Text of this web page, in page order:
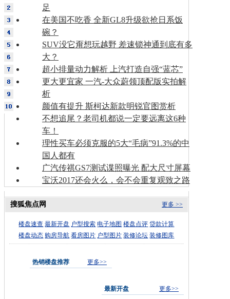
足
在美国不吃香 全新GL8升级欲抢日系饭
碗？
SUV没它甭想玩越野 差速锁神通到底有多
大？
超小排量动力解析 上汽打造自强“蓝芯”
更大更宜家 一汽-大众蔚领顶配版实拍解
析
颜值有提升 斯柯达新款明锐官图赏析
不想追尾？老司机都说一定要远离这6种
车！
理性买车必须克服的5大“毛病”91.3%的中
国人都有
广汽传祺GS7测试谍照曝光 配大尺寸屏幕
宝沃2017还会火么，会不会重复观致之路
更多 >>
搜狐焦点网
楼盘速查 最新开盘 户型搜索 电子地图 楼盘点评 贷款计算
楼盘动态 购房导航 看房图片 户型图片 装修论坛 装修图库
热销楼盘推荐 更多>>
最新开盘
更多>>